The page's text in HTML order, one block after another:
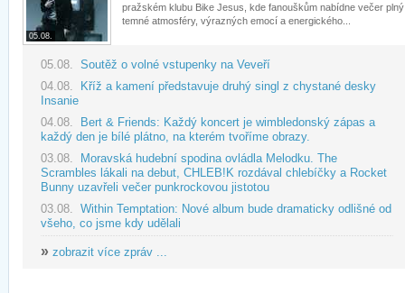
05.08.
pražském klubu Bike Jesus, kde fanouškům nabídne večer plný
temné atmosféry, výrazných emocí a energického...
05.08. Soutěž o volné vstupenky na Veveří
04.08. Kříž a kamení představuje druhý singl z chystané desky
Insanie
04.08. Bert & Friends: Každý koncert je wimbledonský zápas a
každý den je bílé plátno, na kterém tvoříme obrazy.
03.08. Moravská hudební spodina ovládla Melodku. The
Scrambles lákali na debut, CHLEB!K rozdával chlebíčky a Rocket
Bunny uzavřeli večer punkrockovou jistotou
03.08. Within Temptation: Nové album bude dramaticky odlišné od
všeho, co jsme kdy udělali
» zobrazit více zpráv ...